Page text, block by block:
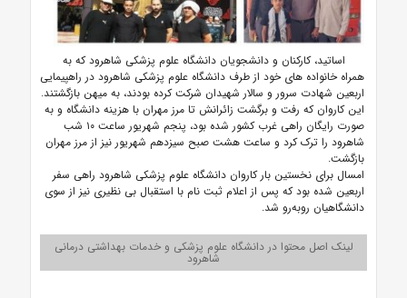
اساتید، کارکنان و دانشجویان دانشگاه علوم پزشکی شاهرود که به
همراه خانواده های خود از طرف دانشگاه علوم پزشکی شاهرود در راهپیمایی
اربعین شهادت سرور و سالار شهیدان شرکت کرده بودند، به میهن بازگشتند.
این کاروان که رفت و برگشت زائرانش تا مرز مهران با هزینه دانشگاه و به
صورت رایگان راهی غرب کشور شده بود، پنجم شهریور ساعت ۱۰ شب
شاهرود را ترک کرد و ساعت هشت صبح سیزدهم شهریور نیز از مرز مهران
بازگشت.
امسال برای نخستین بار کاروان دانشگاه علوم پزشکی شاهرود راهی سفر
اربعین شده بود که پس از اعلام ثبت نام با استقبال بی نظیری نیز از سوی
دانشگاهیان روبه‌رو شد.
لینک اصل محتوا در دانشگاه علوم پزشکی و خدمات بهداشتی درمانی
شاهرود